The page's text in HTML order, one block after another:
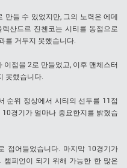
들 수 있었지만, 그의 노력은 에데
산드르 진첸코는 시티를 동점으로
를 거두지 못했습니다.
점을 2로 만들었고, 이후 맨체스터
못했습니다.
순위 정상에서 시티의 선두를 11점
경기가 얼마나 중요한지를 밝혔습
접어들었습니다. 마지막 10경기가
챔피언이 되기 위해 가능한 한 많은